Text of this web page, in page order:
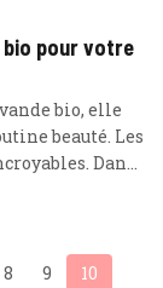
bio pour votre
bio, elle
beauté. Les
Dans
8 9 10